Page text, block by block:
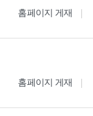
홈페이지 게재
홈페이지 게재